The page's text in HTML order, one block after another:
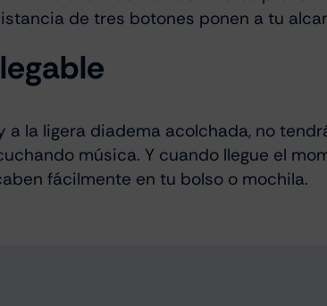
de tres botones ponen a tu
la ligera diadema acolchada, no
música. Y cuando llegue el
fácilmente en tu bolso o mochila.